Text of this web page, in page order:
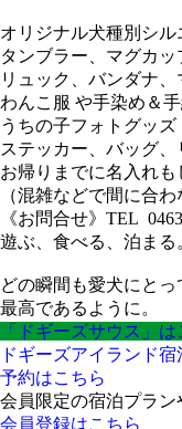
オリジナル犬種別シ
タンブラー、マグカ
リュック、バンダナ
わんこ服 や手染め＆
うちの子フォトグッ
ステッカー、バッグ
お帰りまでに名入れも
（混雑などで間に合
《お問合せ》TEL
遊ぶ、食べる、泊まる
どの瞬間も愛犬にとっ
最高であるように。
「ドギーズサウス」は
ドギーズアイランド宿
予約はこちら
会員限定の宿泊プラ
会員登録はこちら